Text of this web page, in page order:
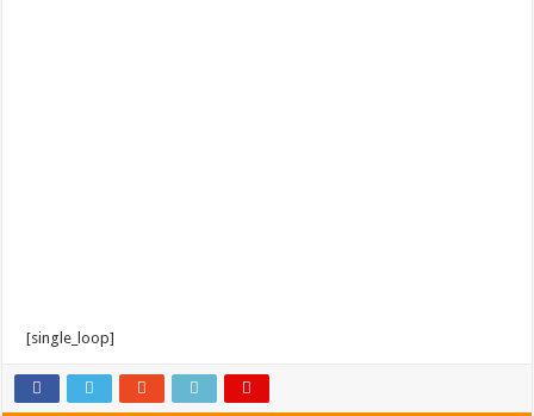
[single_loop]